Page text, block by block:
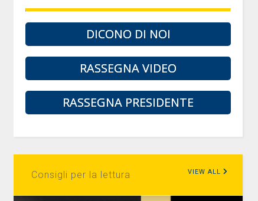
DICONO DI NOI
RASSEGNA VIDEO
RASSEGNA PRESIDENTE
Consigli per la lettura VIEW ALL